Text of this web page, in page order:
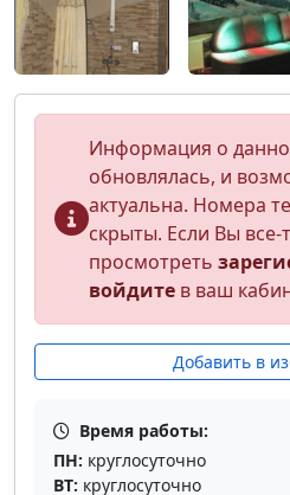
Информация о
обновлялась, и
актуальна. Номера
скрыты. Если Вы все-
просмотреть
войдите в ваш
Добавить в
Время работы:
ПН: круглосуточно
ВТ: круглосуточно